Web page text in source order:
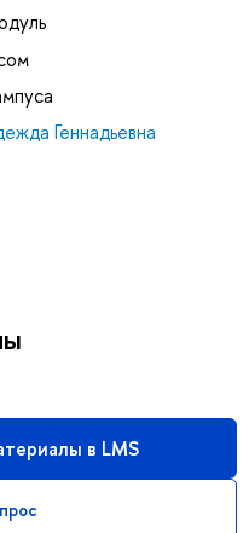
Геннадьевна
в LMS